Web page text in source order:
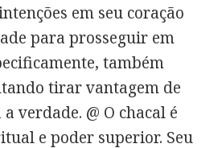
em seu coração
para prosseguir em
também
tirar vantagem de
verdade. @ O chacal é
e poder superior. Seu